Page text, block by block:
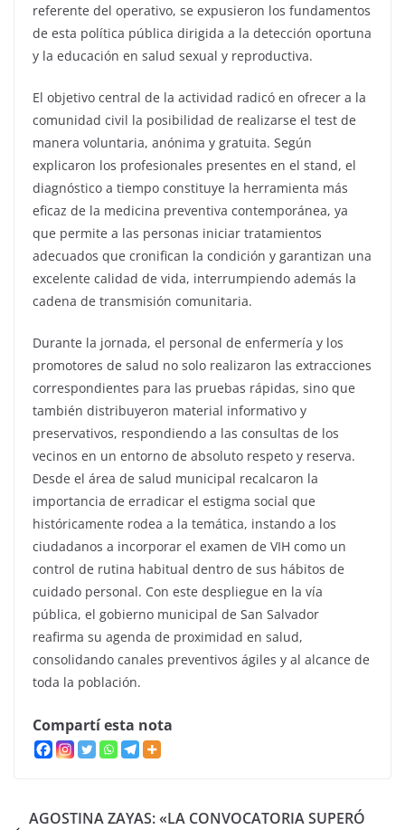
referente del operativo, se expusieron los fundamentos
de esta política pública dirigida a la detección oportuna
y la educación en salud sexual y reproductiva.
El objetivo central de la actividad radicó en ofrecer a la
comunidad civil la posibilidad de realizarse el test de
manera voluntaria, anónima y gratuita. Según
explicaron los profesionales presentes en el stand, el
diagnóstico a tiempo constituye la herramienta más
eficaz de la medicina preventiva contemporánea, ya
que permite a las personas iniciar tratamientos
adecuados que cronifican la condición y garantizan una
excelente calidad de vida, interrumpiendo además la
cadena de transmisión comunitaria.
Durante la jornada, el personal de enfermería y los
promotores de salud no solo realizaron las extracciones
correspondientes para las pruebas rápidas, sino que
también distribuyeron material informativo y
preservativos, respondiendo a las consultas de los
vecinos en un entorno de absoluto respeto y reserva.
Desde el área de salud municipal recalcaron la
importancia de erradicar el estigma social que
históricamente rodea a la temática, instando a los
ciudadanos a incorporar el examen de VIH como un
control de rutina habitual dentro de sus hábitos de
cuidado personal. Con este despliegue en la vía
pública, el gobierno municipal de San Salvador
reafirma su agenda de proximidad en salud,
consolidando canales preventivos ágiles y al alcance de
toda la población.
Compartí esta nota
AGOSTINA ZAYAS: «LA CONVOCATORIA SUPERÓ